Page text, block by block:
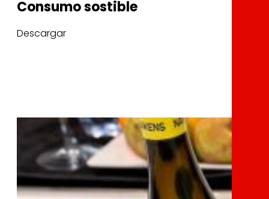
Consumo sostible
Descargar